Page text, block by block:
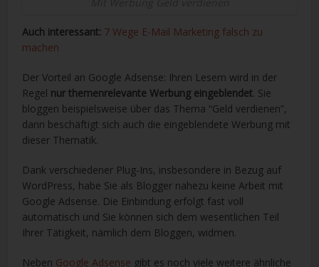
Auch interessant: 7 Wege E-Mail Marketing falsch zu
machen
Der Vorteil an Google Adsense: Ihren Lesern wird in der
Regel nur themenrelevante Werbung eingeblendet. Sie
bloggen beispielsweise über das Thema “Geld verdienen”,
dann beschäftigt sich auch die eingeblendete Werbung mit
dieser Thematik.
Dank verschiedener Plug-Ins, insbesondere in Bezug auf
WordPress, habe Sie als Blogger nahezu keine Arbeit mit
Google Adsense. Die Einbindung erfolgt fast voll
automatisch und Sie können sich dem wesentlichen Teil
Ihrer Tätigkeit, nämlich dem Bloggen, widmen.
Neben Google Adsense gibt es noch viele weitere ähnliche